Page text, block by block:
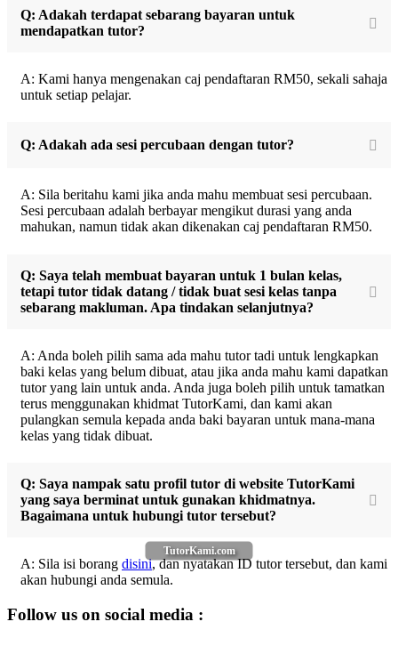
TutorKami.com
Q: Adakah terdapat sebarang bayaran untuk
mendapatkan tutor?
A: Kami hanya mengenakan caj pendaftaran RM50, sekali sahaja
untuk setiap pelajar.
Q: Adakah ada sesi percubaan dengan tutor?
A: Sila beritahu kami jika anda mahu membuat sesi percubaan.
Sesi percubaan adalah berbayar mengikut durasi yang anda
mahukan, namun tidak akan dikenakan caj pendaftaran RM50.
Q: Saya telah membuat bayaran untuk 1 bulan kelas,
tetapi tutor tidak datang / tidak buat sesi kelas tanpa
sebarang makluman. Apa tindakan selanjutnya?
A: Anda boleh pilih sama ada mahu tutor tadi untuk lengkapkan
baki kelas yang belum dibuat, atau jika anda mahu kami dapatkan
tutor yang lain untuk anda. Anda juga boleh pilih untuk tamatkan
terus menggunakan khidmat TutorKami, dan kami akan
pulangkan semula kepada anda baki bayaran untuk mana-mana
kelas yang tidak dibuat.
Q: Saya nampak satu profil tutor di website TutorKami
yang saya berminat untuk gunakan khidmatnya.
Bagaimana untuk hubungi tutor tersebut?
A: Sila isi borang disini, dan nyatakan ID tutor tersebut, dan kami
akan hubungi anda semula.
Follow us on social media :